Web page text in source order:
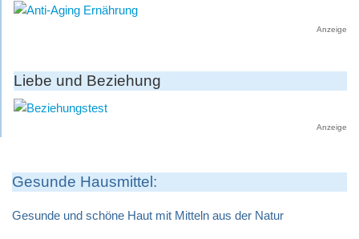
Anzeige
Liebe und Beziehung
Anzeige
Gesunde Hausmittel:
Gesunde und schöne Haut mit Mitteln aus der Natur